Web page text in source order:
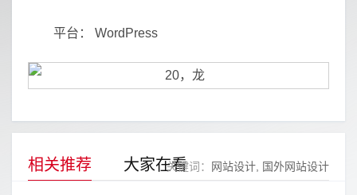
平台： WordPress
相关推荐 大家在看关键词： 网站设计 国外网站设计